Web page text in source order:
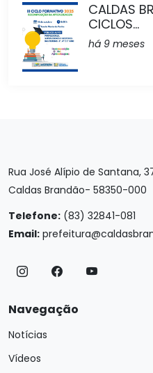
CALDAS
CICLOS...
há 9 meses
Rua José Alípio de Santana,
Caldas Brandão- 58350-000
Telefone: (83) 32841-081
Email:
Navegação
Notícias
Vídeos